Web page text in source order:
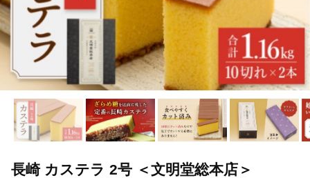
長崎 カステラ 2号 ＜文明堂総本店＞